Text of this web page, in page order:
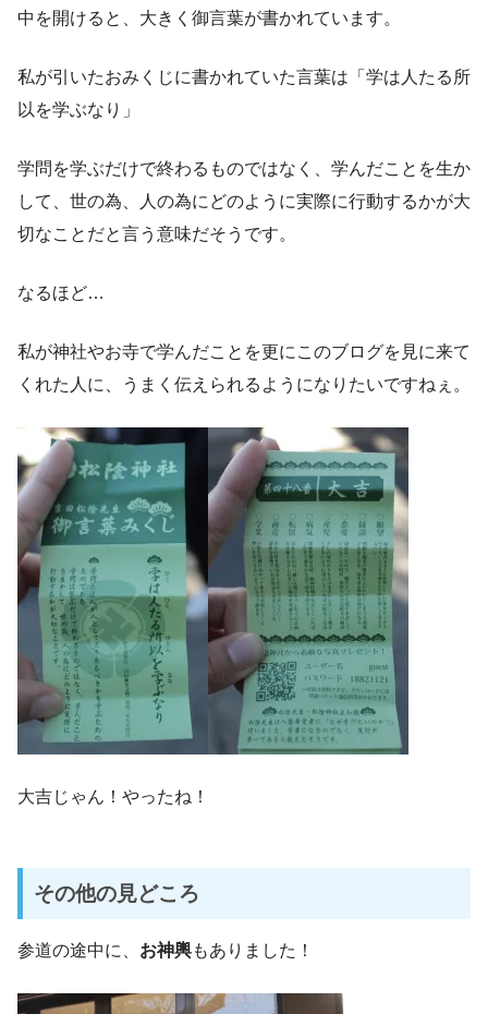
中を開けると、大きく御言葉が書かれています。
私が引いたおみくじに書かれていた言葉は「学は人たる所
以を学ぶなり」
学問を学ぶだけで終わるものではなく、学んだことを生か
して、世の為、人の為にどのように実際に行動するかが大
切なことだと言う意味だそうです。
なるほど…
私が神社やお寺で学んだことを更にこのブログを見に来て
くれた人に、うまく伝えられるようになりたいですねぇ。
大吉じゃん！やったね！
その他の見どころ
参道の途中に、 お神輿もありました！